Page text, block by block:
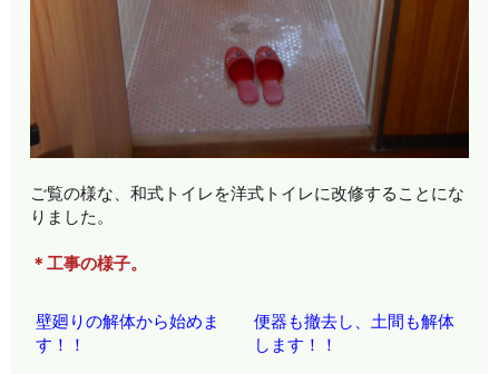
ご覧の様な、和式トイレを洋式トイレに改修することにな
りました。
＊工事の様子。
壁廻りの解体から始めま
す！！
便器も撤去し、土間も解体
します！！